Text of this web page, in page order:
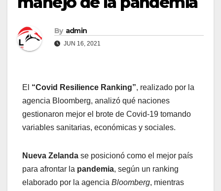
By admin
JUN 16, 2021
El “Covid Resilience Ranking”, realizado por la
agencia Bloomberg, analizó qué naciones
gestionaron mejor el brote de Covid-19 tomando
variables sanitarias, económicas y sociales.
Nueva Zelanda se posicionó como el mejor país
para afrontar la pandemia, según un ranking
elaborado por la agencia Bloomberg, mientras